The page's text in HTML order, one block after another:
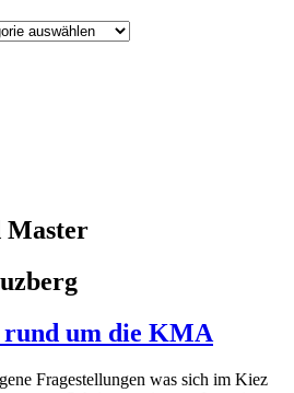
Master
um die KMA
Fragestellungen was sich im Kiez